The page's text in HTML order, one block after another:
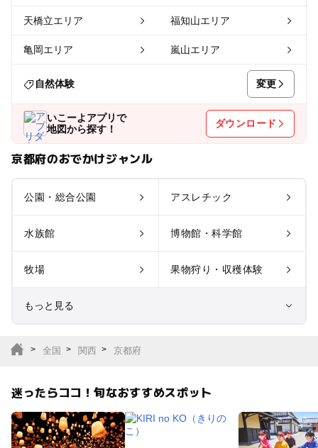
天橋立エリア 福知山エリア
亀岡エリア 嵐山エリア
自然体験 変更
いこーよアプリで
地図から探す！
ダウンロード
京都府のおでかけジャンル
公園・総合公園 アスレチック
水族館 博物館・科学館
牧場 果物狩り・収穫体験
もっと見る
サファリパーク
植物園・フラワーパー
全国 関西 京都府
迷ったらココ！旬なおすすめスポット